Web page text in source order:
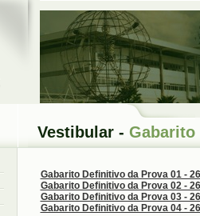
Vestibular - Gabarito
Gabarito Definitivo da Prova 01 -
Gabarito Definitivo da Prova 02 -
Gabarito Definitivo da Prova 03 -
Gabarito Definitivo da Prova 04 -